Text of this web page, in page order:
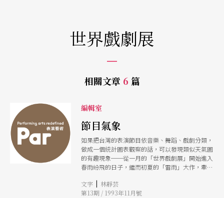
世界戲劇展
相關文章 6 篇
編輯室
節目氣象
如果把台灣的表演節目依音樂、舞蹈、戲劇分類，
做成一個統計圖表觀察的話，可以發現類似天氣圖
的有趣現象──從一月的「世界戲劇展」開始進入
春雨紛飛的日子，繼而初夏的「雷雨」大作，牽引
場所裡兩岸劇團互別苗頭，甚至出現大陸團來台對
打局面，小劇場裡年輕的劇團也熱鬧滾滾地推出新
文字 | 林靜芸
第13期 / 1993年11月號